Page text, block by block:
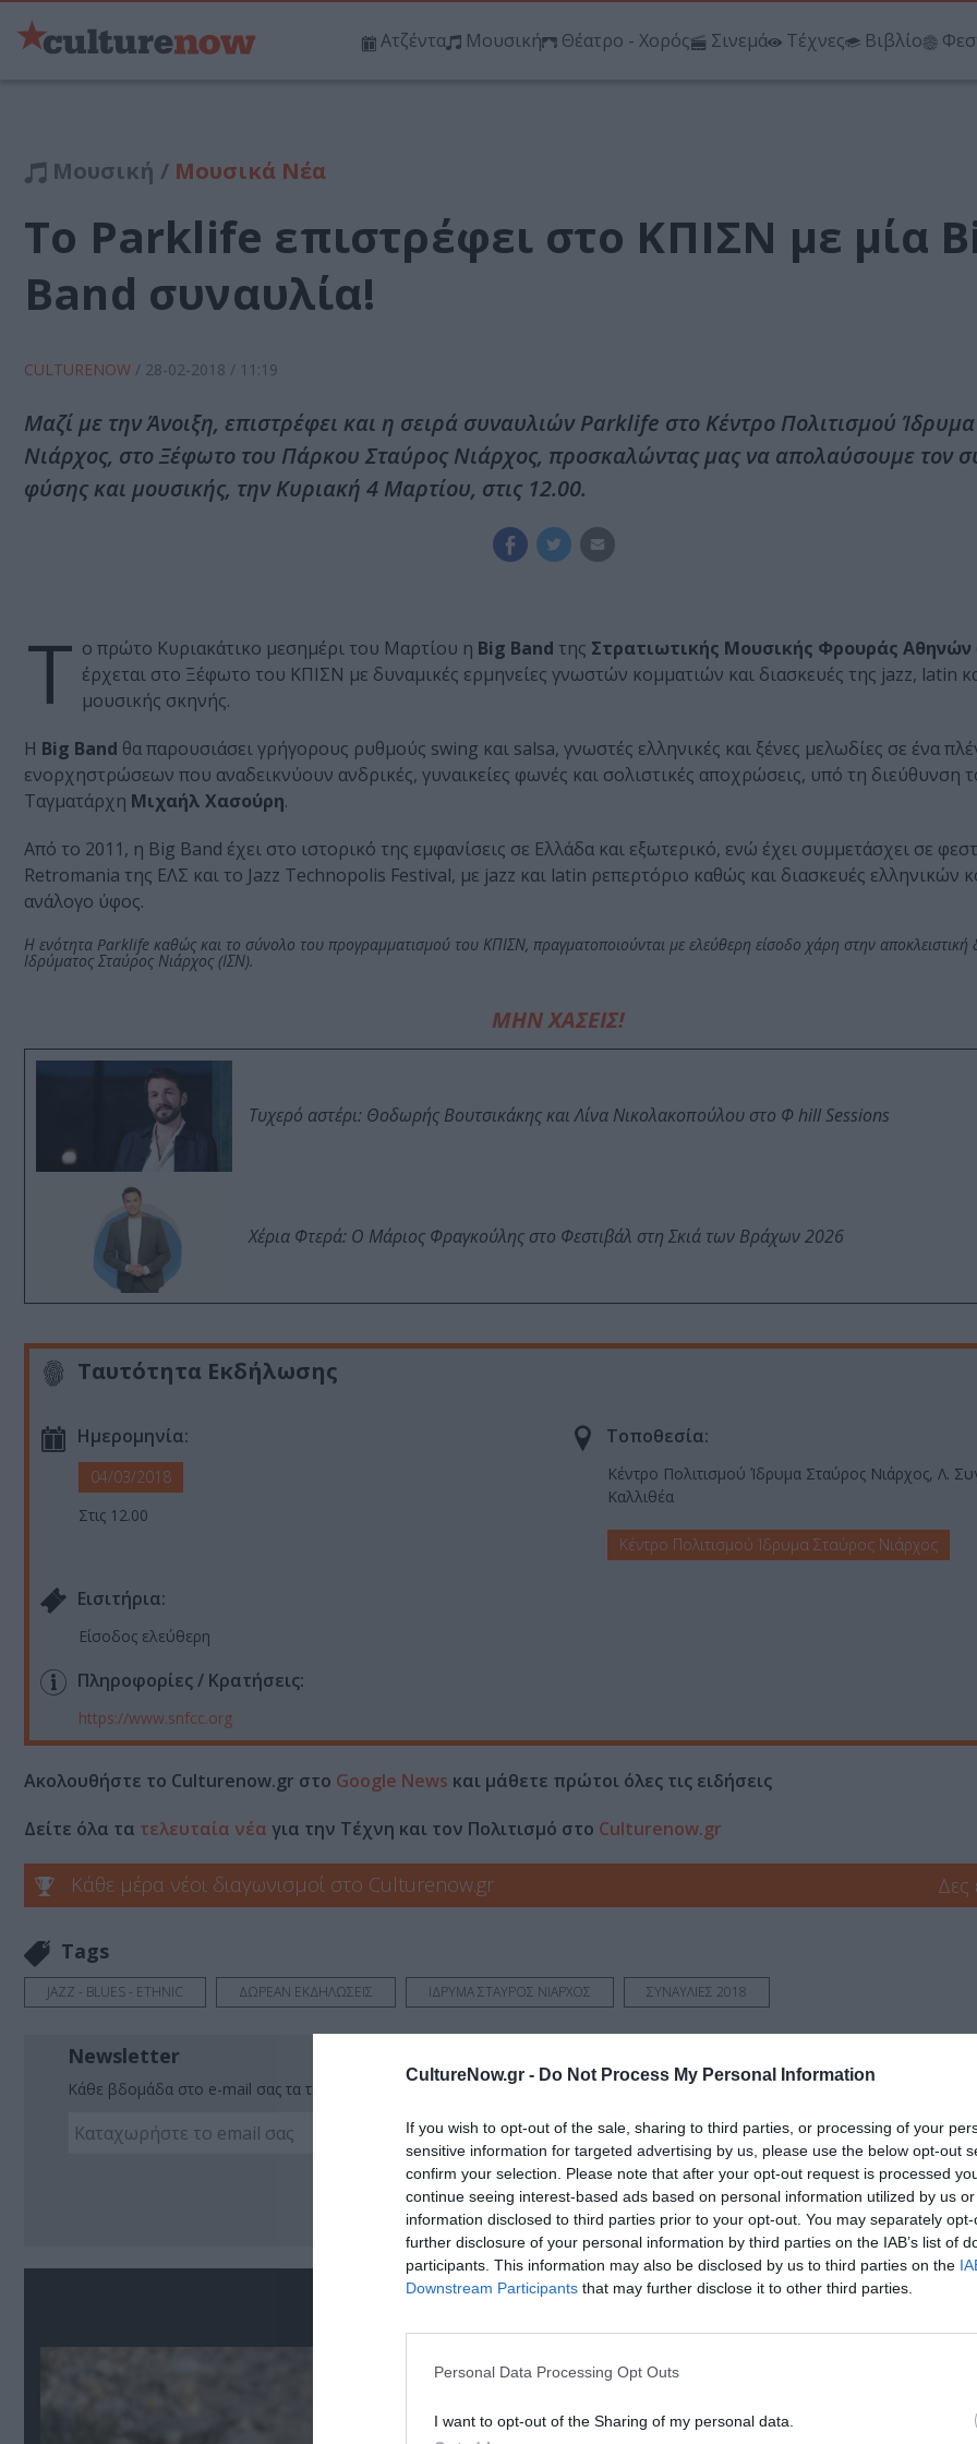
CultureNow.gr - Do Not Process My Personal Information
If you wish to opt-out of the sale, sharing to third parties, or processing of your
sensitive information for targeted advertising by us, please use the below opt-out
confirm your selection. Please note that after your opt-out request is processed
continue seeing interest-based ads based on personal information utilized by us
information disclosed to third parties prior to your opt-out. You may separately
further disclosure of your personal information by third parties on the IAB’s list of
participants. This information may also be disclosed by us to third parties on the
Downstream Participants that may further disclose it to other third parties.
Personal Data Processing Opt Outs
I want to opt-out of the Sharing of my personal data.
Ατζέντα Μουσική Θέατρο - Χορός Σινεμά Τέχνες Βιβλίο
Μουσική / Μουσικά Νέα
Το Parklife επιστρέφει στο ΚΠΙΣΝ με μία
Band συναυλία!
CULTURENOW / 28-02-2018 / 11:19
Μαζί με την Άνοιξη, επιστρέφει και η σειρά συναυλιών Parklife στο Κέντρο Πολιτισμού
Νιάρχος, στο Ξέφωτο του Πάρκου Σταύρος Νιάρχος, προσκαλώντας μας να απολαύσουμε τον
φύσης και μουσικής, την Κυριακή 4 Μαρτίου, στις 12.00.
Τ ο πρώτο Κυριακάτικο μεσημέρι του Μαρτίου η Big Band της Στρατιωτικής Μουσικής Φρουράς Αθηνών
έρχεται στο Ξέφωτο του ΚΠΙΣΝ με δυναμικές ερμηνείες γνωστών κομματιών και διασκευές της jazz, latin
μουσικής σκηνής.
Η Big Band θα παρουσιάσει γρήγορους ρυθμούς swing και salsa, γνωστές ελληνικές και ξένες μελωδίες σε ένα
ενορχηστρώσεων που αναδεικνύουν ανδρικές, γυναικείες φωνές και σολιστικές αποχρώσεις, υπό τη διεύθυνση
Ταγματάρχη Μιχαήλ Χασούρη.
Από το 2011, η Big Band έχει στο ιστορικό της εμφανίσεις σε Ελλάδα και εξωτερικό, ενώ έχει συμμετάσχει σε
Retromania της ΕΛΣ και το Jazz Technopolis Festival, με jazz και latin ρεπερτόριο καθώς και διασκευές ελληνικών
ανάλογο ύφος.
Η ενότητα Parklife καθώς και το σύνολο του προγραμματισμού του ΚΠΙΣΝ, πραγματοποιούνται με ελεύθερη είσοδο χάρη στην
Ιδρύματος Σταύρος Νιάρχος (ΙΣΝ).
ΜΗΝ ΧΑΣΕΙΣ!
Τυχερό αστέρι: Θοδωρής Βουτσικάκης και Λίνα Νικολακοπούλου στο Φ hill Sessions
Χέρια Φτερά: Ο Μάριος Φραγκούλης στο Φεστιβάλ στη Σκιά των Βράχων 2026
Ταυτότητα Εκδήλωσης
Ημερομηνία:
04/03/2018
Στις 12.00
Τοποθεσία:
Κέντρο Πολιτισμού Ίδρυμα Σταύρος Νιάρχος, Λ.
Καλλιθέα
Κέντρο Πολιτισμού Ίδρυμα Σταύρος Νιάρχος
Eισιτήρια:
Είσοδος ελεύθερη
Πληροφορίες / Κρατήσεις:
https://www.snfcc.org
Ακολουθήστε το Culturenow.gr στο Google News και μάθετε πρώτοι όλες τις ειδήσεις
Δείτε όλα τα τελευταία νέα για την Τέχνη και τον Πολιτισμό στο Culturenow.gr
Κάθε μέρα νέοι διαγωνισμοί στο Culturenow.gr Δες
Tags
JAZZ - BLUES - ETHNIC ΔΩΡΕΑΝ ΕΚΔΗΛΩΣΕΙΣ ΙΔΡΥΜΑ ΣΤΑΥΡΟΣ ΝΙΑΡΧΟΣ ΣΥΝΑΥΛΙΕΣ 2018
Newsletter
Κάθε βδομάδα στο e-mail σας τα τελευταία νέα για την Τέχνη και τον Πολιτισμό!
Ακολουθήστε το Culturenow.gr
Σχετικά Άρθρα